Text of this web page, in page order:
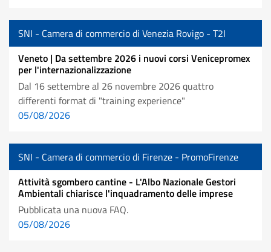
SNI - Camera di commercio di Venezia Rovigo - T2I
Veneto | Da settembre 2026 i nuovi corsi Venicepromex
per l'internazionalizzazione
Dal 16 settembre al 26 novembre 2026 quattro
differenti format di "training experience"
05/08/2026
SNI - Camera di commercio di Firenze - PromoFirenze
Attività sgombero cantine - L'Albo Nazionale Gestori
Ambientali chiarisce l'inquadramento delle imprese
Pubblicata una nuova FAQ.
05/08/2026